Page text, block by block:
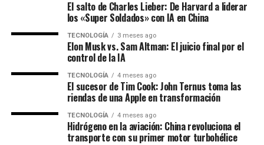
El salto de Charles Lieber: De Harvard a liderar
los «Super Soldados» con IA en China
TECNOLOGÍA 3 meses ago
Elon Musk vs. Sam Altman: El juicio final por el
control de la IA
TECNOLOGÍA 4 meses ago
El sucesor de Tim Cook: John Ternus toma las
riendas de una Apple en transformación
TECNOLOGÍA 4 meses ago
Hidrógeno en la aviación: China revoluciona el
transporte con su primer motor turbohélice